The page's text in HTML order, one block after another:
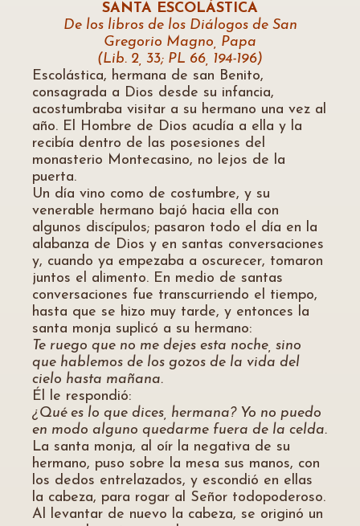
SANTA ESCOLÁSTICA
De los libros de los Diálogos de San
Gregorio Magno, Papa
(Lib. 2, 33; PL 66, 194-196)
Escolástica, hermana de san Benito,
consagrada a Dios desde su infancia,
acostumbraba visitar a su hermano una vez al
año. El Hombre de Dios acudía a ella y la
recibía dentro de las posesiones del
monasterio Montecasino, no lejos de la
puerta.
Un día vino como de costumbre, y su
venerable hermano bajó hacia ella con
algunos discípulos; pasaron todo el día en la
alabanza de Dios y en santas conversaciones
y, cuando ya empezaba a oscurecer, tomaron
juntos el alimento. En medio de santas
conversaciones fue transcurriendo el tiempo,
hasta que se hizo muy tarde, y entonces la
santa monja suplicó a su hermano:
Te ruego que no me dejes esta noche, sino
que hablemos de los gozos de la vida del
cielo hasta mañana.
Él le respondió:
¿Qué es lo que dices, hermana? Yo no puedo
en modo alguno quedarme fuera de la celda.
La santa monja, al oír la negativa de su
hermano, puso sobre la mesa sus manos, con
los dedos entrelazados, y escondió en ellas
la cabeza, para rogar al Señor todopoderoso.
Al levantar de nuevo la cabeza, se originó un